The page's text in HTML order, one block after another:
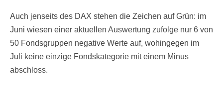
Auch jenseits des DAX stehen die Zeichen auf Grün: im
Juni wiesen einer aktuellen Auswertung zufolge nur 6 von
50 Fondsgruppen negative Werte auf, wohingegen im
Juli keine einzige Fondskategorie mit einem Minus
abschloss.